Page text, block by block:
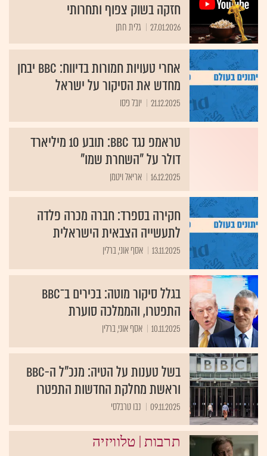
חזקה בשוק צפוף ותחרותי
27.01.2026 גלית חתן
אחרי טעויות חמורות בדיווח: BBC יבחן
מחדש את הסיקור על ישראל
21.12.2025 יובל פסו
טראמפ נגד BBC: תובע 10 מיליארד
דולר על "השחרת שמו"
16.12.2025 אריאל ויטמן
חקירה בספרד: חברה מכרה פלדה
לתעשייה הצבאית הישראלית
13.11.2025 אסף אוני, ברלין
בגלל סיקור מוטה: בכירים ב־BBC
התפטרו, והממלכה סוערת
10.11.2025 אסף אוני, ברלין
בשל טענות על הטיה: מנכ"ל ה-BBC
וראשת מחלקת החדשות התפטרו
09.11.2025 נבו טרבלסי
תרבות | טלוויזיה